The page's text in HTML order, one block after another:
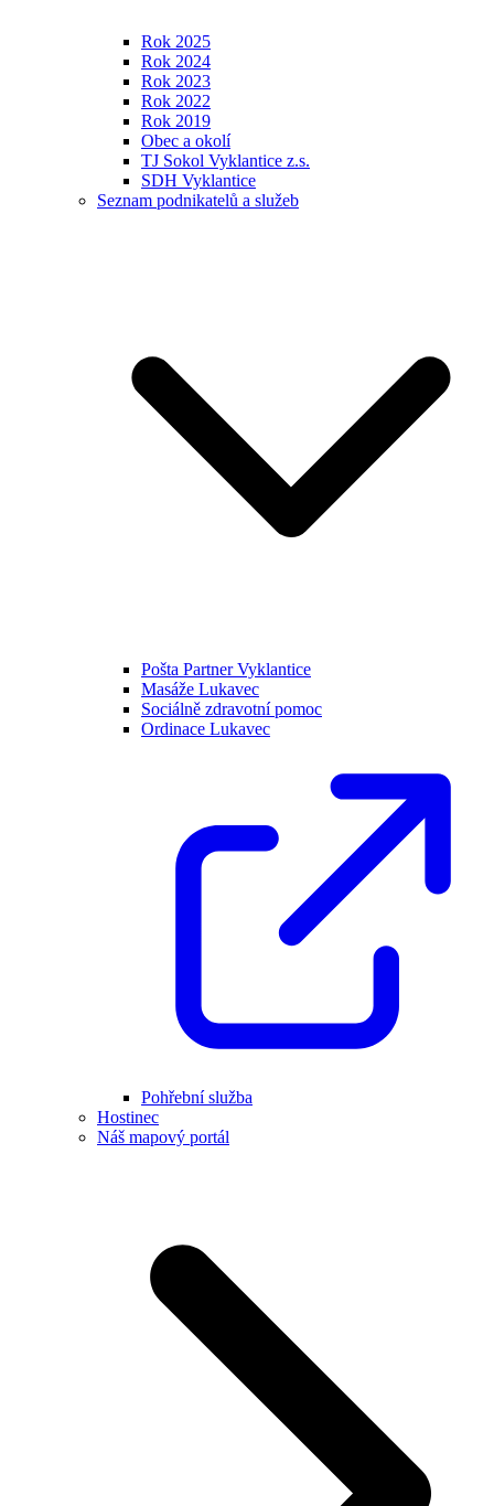
Rok 2025
Rok 2024
Rok 2023
Rok 2022
Rok 2019
Obec a okolí
TJ Sokol Vyklantice z.s.
SDH Vyklantice
Seznam podnikatelů a služeb
Pošta Partner Vyklantice
Masáže Lukavec
Sociálně zdravotní pomoc
Ordinace Lukavec
Pohřební služba
Hostinec
Náš mapový portál